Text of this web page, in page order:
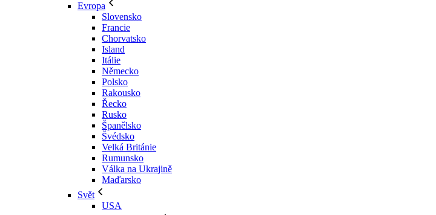
Evropa
Slovensko
Francie
Chorvatsko
Island
Itálie
Německo
Polsko
Rakousko
Řecko
Rusko
Španělsko
Švédsko
Velká Británie
Rumunsko
Válka na Ukrajině
Maďarsko
Svět
USA